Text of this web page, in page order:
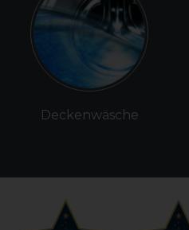
Deckenwäsche